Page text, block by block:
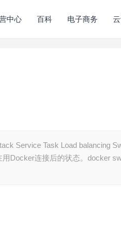
中心 百科 电子商务
Service Task Load balancing
Docker连接后的状态。docker